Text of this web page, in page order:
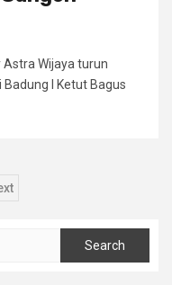
Astra Wijaya turun
I Ketut Bagus